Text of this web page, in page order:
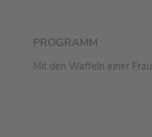
PROGRAMM
Mit den Waffeln einer Frau